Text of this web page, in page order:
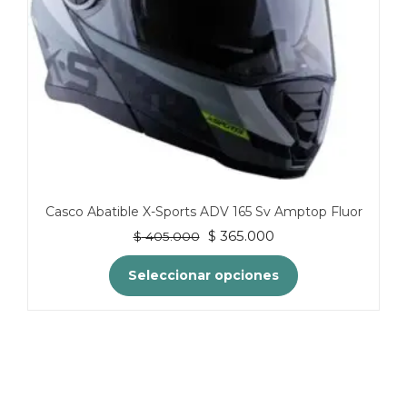
producto
Casco Abatible X-Sports ADV 165 Sv Amptop Fluor
$405.000 El
precio
original
era:
$ 365.000El
precio
actual
es:
Seleccionar opciones